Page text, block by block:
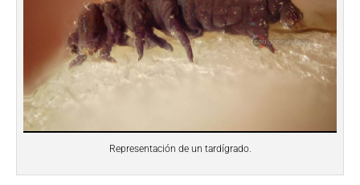
Representación de un tardígrado.